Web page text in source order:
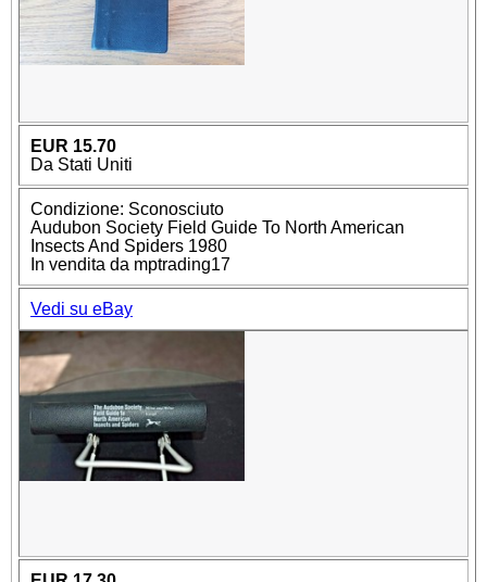
EUR 15.70
Da Stati Uniti
Condizione: Sconosciuto
Audubon Society Field Guide To North American
Insects And Spiders 1980
In vendita da mptrading17
Vedi su eBay